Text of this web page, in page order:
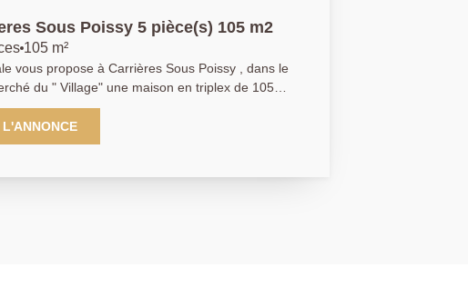
Sous Poissy 5 pièce(s) 105 m2
105 m²
vous propose à Carrières Sous Poissy , dans le
du " Village" une maison en triplex de 105m²,
une cuisine ouverte sur un séjour lumineux
jardin, quatre chambres avec rangements, deux
WC séparés. Un box attenant avec